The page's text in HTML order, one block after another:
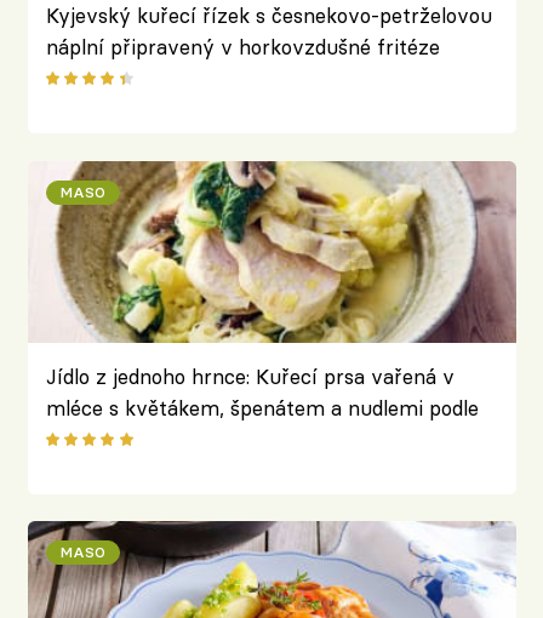
Kyjevský kuřecí řízek s česnekovo-petrželovou
náplní připravený v horkovzdušné fritéze
MASO
Jídlo z jednoho hrnce: Kuřecí prsa vařená v
mléce s květákem, špenátem a nudlemi podle
Jamieho Olivera
MASO